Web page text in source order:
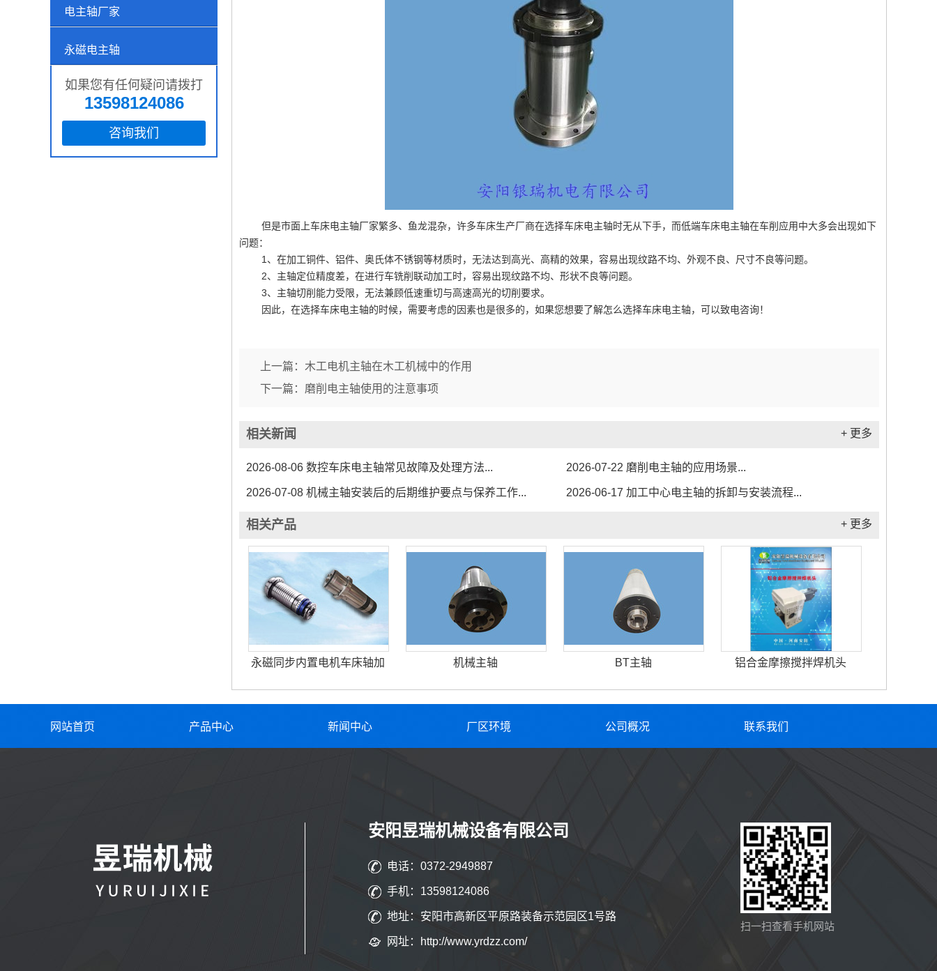
1 2 3
电主轴厂家
永磁电主轴
如果您有任何疑问请拨打
13598124086
咨询我们
但是市面上车床电主轴厂家繁多、鱼龙混杂，许多车床生产厂商在选择车床电主轴时无从下手，而低端车床电主轴在车削应用中大多会出现如下
问题：
1、在加工铜件、铝件、奥氏体不锈钢等材质时，无法达到高光、高精的效果，容易出现纹路不均、外观不良、尺寸不良等问题。
2、主轴定位精度差，在进行车铣削联动加工时，容易出现纹路不均、形状不良等问题。
3、主轴切削能力受限，无法兼顾低速重切与高速高光的切削要求。
因此，在选择车床电主轴的时候，需要考虑的因素也是很多的，如果您想要了解怎么选择车床电主轴，可以致电咨询！
上一篇： 木工电机主轴在木工机械中的作用
下一篇： 磨削电主轴使用的注意事项
相关新闻 + 更多
2026-08-06 数控车床电主轴常见故障及处理方法... 2026-07-22 磨削电主轴的应用场景...
2026-07-08 机械主轴安装后的后期维护要点与保养工作... 2026-06-17 加工中心电主轴的拆卸与安装流程...
相关产品 + 更多
永磁同步内置电机车床轴加 机械主轴 BT主轴 铝合金摩擦搅拌焊机头
网站首页 产品中心 新闻中心 厂区环境 公司概况 联系我们
安阳昱瑞机械设备有限公司
电话：0372-2949887
手机：13598124086
地址：安阳市高新区平原路装备示范园区1号路
网址：http://www.yrdzz.com/
扫一扫查看手机网站